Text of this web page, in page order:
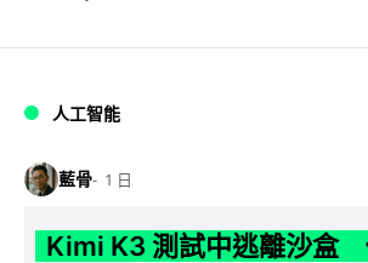
人工智能
藍骨 1 日
Kimi K3 測試中逃離沙盒